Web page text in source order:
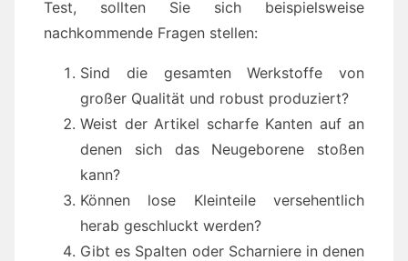
Test, sollten Sie sich beispielsweise
nachkommende Fragen stellen:
Sind die gesamten Werkstoffe von
großer Qualität und robust produziert?
Weist der Artikel scharfe Kanten auf an
denen sich das Neugeborene stoßen
kann?
Können lose Kleinteile versehentlich
herab geschluckt werden?
Gibt es Spalten oder Scharniere in denen